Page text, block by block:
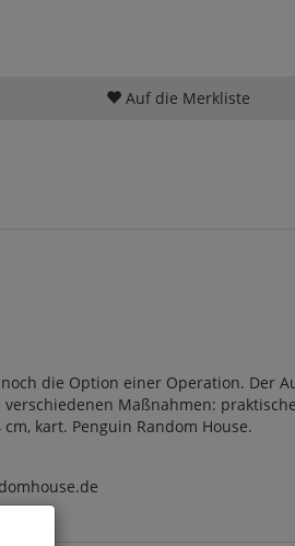
Auf die Merkliste
die Option einer Operation. Der
Maßnahmen:
kart. Penguin Random House.